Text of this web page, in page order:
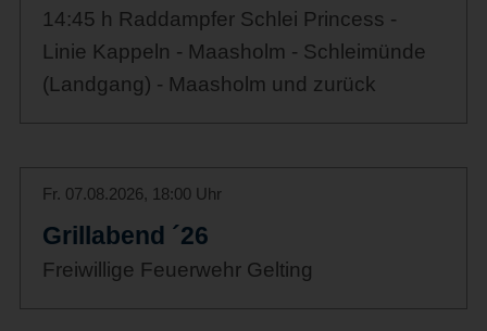
14:45 h Raddampfer Schlei Princess -
Linie Kappeln - Maasholm - Schleimünde
(Landgang) - Maasholm und zurück
Fr. 07.08.2026, 18:00 Uhr
Grillabend ´26
Freiwillige Feuerwehr Gelting